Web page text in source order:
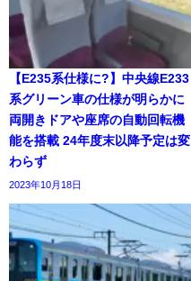
【E235系仕様に?】中央線E233
系グリーン車の仕様が明らかに
両開きドアや座席の自動回転機
能を搭載 24年度末以降予定は変
わらず
2023年10月18日